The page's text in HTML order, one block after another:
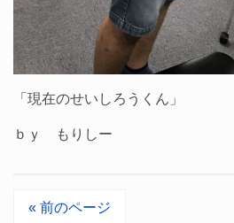
「現在のせいしろうくん」
ｂｙ もりしー
« 前のページ